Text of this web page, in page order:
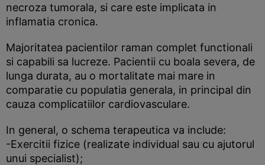
necroza tumorala, si care este implicata in
inflamatia cronica.
Majoritatea pacientilor raman complet functionali
si capabili sa lucreze. Pacientii cu boala severa, de
lunga durata, au o mortalitate mai mare in
comparatie cu populatia generala, in principal din
cauza complicatiilor cardiovasculare.
In general, o schema terapeutica va include:
-Exercitii fizice (realizate individual sau cu ajutorul
unui specialist);